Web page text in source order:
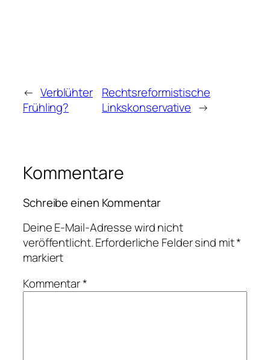
← Verblühter
Frühling?
Rechtsreformistische
Linkskonservative →
Kommentare
Schreibe einen Kommentar
Deine E-Mail-Adresse wird nicht
veröffentlicht.Erforderliche Felder sind mit*
markiert
Kommentar*